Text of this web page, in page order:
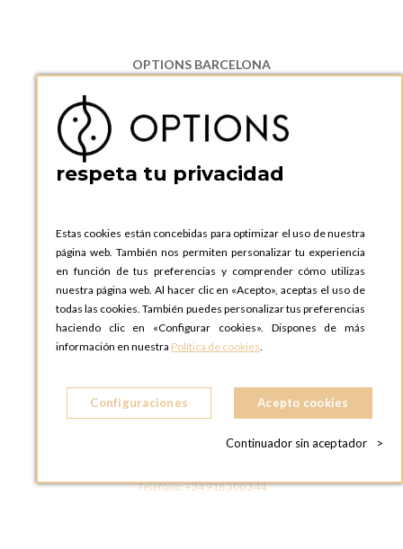
OPTIONS BARCELONA
08130 Santa Perpetua de Moguda, Barcelona
ESPAñA
Teléfono:
+34 935 724 041
OPTIONS BARCELONA SHOWROOM
ESPAñA
Teléfono:+34 935 724 041
OPTIONS MADRID
C. Lucio Emilio Cándido, 6,
28803 Alcalá de Henares, Madrid
ESPAñA
OPTIONS MADRID SHOWROOM
28004 MADRID
Teléfono:+34 918 300 344
respeta tu privacidad
Estas cookies están concebidas para optimizar el uso de nuestra
página web. También nos permiten personalizar tu experiencia
en función de tus preferencias y comprender cómo utilizas
nuestra página web. Al hacer clic en «Acepto», aceptas el uso de
todas las cookies. También puedes personalizar tus preferencias
haciendo clic en «Configurar cookies». Dispones de más
información en nuestra Política de cookies.
Configuraciones Acepto cookies
Continuador sin aceptador >